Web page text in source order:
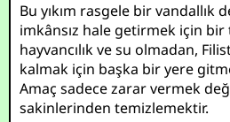
Bu yıkım rasgele bir vandallık
imkânsız hale getirmek için
hayvancılık ve su olmadan,
kalmak için başka bir yere
Amaç sadece zarar vermek
sakinlerinden temizlemektir.